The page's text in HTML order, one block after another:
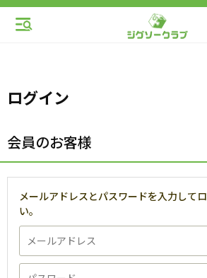
ログイン
会員のお客様
メールアドレスとパスワードを入力して
い。